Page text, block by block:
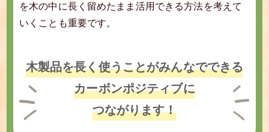
を木の中に長く留めたまま活用できる方法を考えて
いくことも重要です。
木製品を長く使うことがみんなでできる
カーボンポジティブに
つながります！